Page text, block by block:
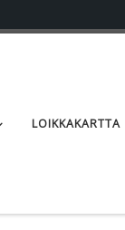
LOIKKAKARTTA